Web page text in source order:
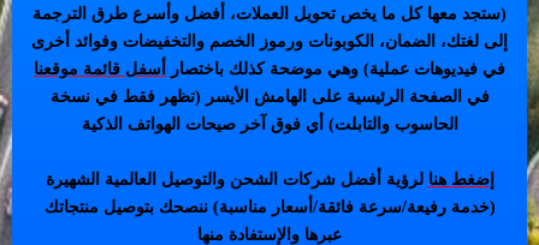
(ستجد معها كل ما يخص تحويل العملات، أفضل وأسرع طرق الترجمة
إلى لغتك، الضمان، الكوبونات ورموز الخصم والتخفيضات وفوائد أخرى
في فيديوهات عملية) وهي موضحة كذلك باختصار
أسفل قائمة موقعنا
في الصفحة الرئيسية على الهامش الأيسر (تظهر فقط في نسخة
الحاسوب والتابلت) أي فوق آخر صيحات الهواتف الذكية
إضغط هنا لرؤية أفضل شركات الشحن والتوصيل العالمية الشهيرة
(خدمة رفيعة/سرعة فائقة/أسعار مناسبة) ننصحك بتوصيل منتجاتك
عبرها والإستفادة منها